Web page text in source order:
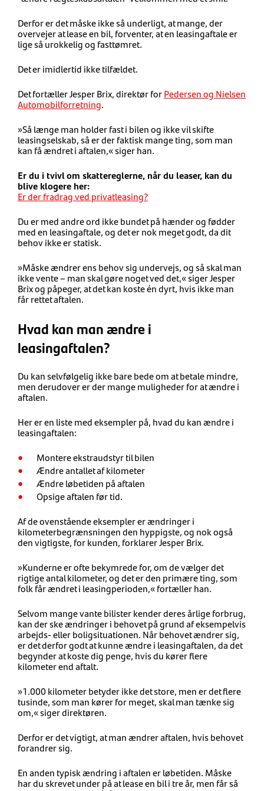
Derfor er det måske ikke så underligt, at mange, der
overvejer at lease en bil, forventer, at en leasingaftale er
lige så urokkelig og fasttømret.
Det er imidlertid ikke tilfældet.
Det fortæller Jesper Brix, direktør forPedersen og Nielsen
Automobilforretning.
»Så længe man holder fast i bilen og ikke vil skifte
leasingselskab, så er der faktisk mange ting, som man
kan få ændret i aftalen,« siger han.
Er du i tvivl om skattereglerne, når du leaser, kan du
blive klogere her:
Er der fradrag ved privatleasing?
Du er med andre ord ikke bundet på hænder og fødder
med en leasingaftale, og det er nok meget godt, da dit
behov ikke er statisk.
»Måske ændrer ens behov sig undervejs, og så skal man
ikke vente – man skal gøre noget ved det,« siger Jesper
Brix og påpeger, at det kan koste én dyrt, hvis ikke man
får rettet aftalen.
Hvad kan man ændre i
leasingaftalen?
Du kan selvfølgelig ikke bare bede om at betale mindre,
men derudover er der mange muligheder for at ændre i
aftalen.
Her er en liste med eksempler på, hvad du kan ændre i
leasingaftalen:
Montere ekstraudstyr til bilen
Ændre antallet af kilometer
Ændre løbetiden på aftalen
Opsige aftalen før tid.
Af de ovenstående eksempler er ændringer i
kilometerbegrænsningen den hyppigste, og nok også
den vigtigste, for kunden, forklarer Jesper Brix.
»Kunderne er ofte bekymrede for, om de vælger det
rigtige antal kilometer, og det er den primære ting, som
folk får ændret i leasingperioden,« fortæller han.
Selvom mange vante bilister kender deres årlige forbrug,
kan der ske ændringer i behovet på grund af eksempelvis
arbejds- eller boligsituationen. Når behovet ændrer sig,
er det derfor godt at kunne ændre i leasingaftalen, da det
begynder at koste dig penge, hvis du kører flere
kilometer end aftalt.
»1.000 kilometer betyder ikke det store, men er det flere
tusinde, som man kører for meget, skal man tænke sig
om,« siger direktøren.
Derfor er det vigtigt, at man ændrer aftalen, hvis behovet
forandrer sig.
En anden typisk ændring i aftalen er løbetiden. Måske
har du skrevet under på at lease en bil i tre år, men får så